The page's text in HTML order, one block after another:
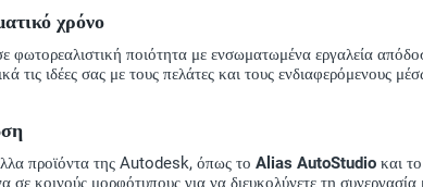
χρόνο
φωτορεαλιστική ποιότητα με ενσωματωμένα εργαλεία
τις ιδέες σας με τους πελάτες και τους ενδιαφερόμενους
προϊόντα της Autodesk, όπως το Alias AutoStudio και το
σε κοινούς μορφότυπους για να διευκολύνετε τη συνεργασία